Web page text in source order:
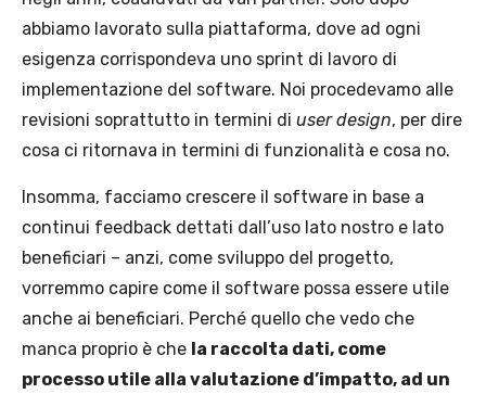
abbiamo lavorato sulla piattaforma, dove ad ogni
esigenza corrispondeva uno sprint di lavoro di
implementazione del software. Noi procedevamo alle
revisioni soprattutto in termini di user design, per dire
cosa ci ritornava in termini di funzionalità e cosa no.
Insomma, facciamo crescere il software in base a
continui feedback dettati dall’uso lato nostro e lato
beneficiari – anzi, come sviluppo del progetto,
vorremmo capire come il software possa essere utile
anche ai beneficiari. Perché quello che vedo che
manca proprio è che la raccolta dati, come
processo utile alla valutazione d’impatto, ad un